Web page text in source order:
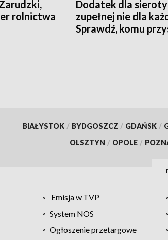
rolnictwa
Dodatek dla sieroty
zupełnej nie dla
Sprawdź, komu
BIAŁYSTOK / BYDGOSZCZ / GDAŃSK /
OLSZTYN / OPOLE /
Emisja w TVP
System NOS
Ogłoszenie przetargowe